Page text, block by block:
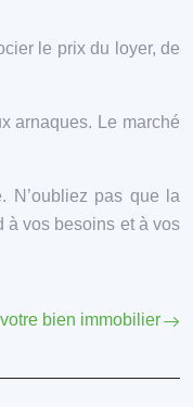
le prix du loyer, de
arnaques. Le marché
N’oubliez pas que la
à vos besoins et à vos
bien immobilier